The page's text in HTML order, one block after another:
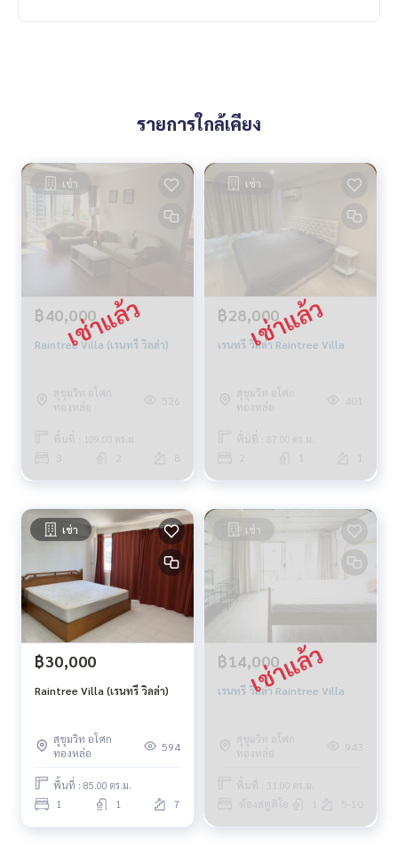
swimming pool
Meeting room
Mini Mart
elevator
รายการใกล้เคียง
เช่า
฿40,000
Raintree Villa (เรนทรี วิลล่า)
สุขุมวิท อโศก
ทองหล่อ
526
พื้นที่ : 109.00 ตร.ม.
8
เช่า
฿28,000
เรนทรี วิลล่า Raintree Villa
สุขุมวิท อโศก
ทองหล่อ
401
พื้นที่ : 87.00 ตร.ม.
เช่า
฿30,000
Raintree Villa (เรนทรี วิลล่า)
สุขุมวิท อโศก
ทองหล่อ
594
พื้นที่ : 85.00 ตร.ม.
1 1 7
เช่า
฿14,000
เรนทรี วิลล่า Raintree Villa
สุขุมวิท อโศก
ทองหล่อ
943
พื้นที่ : 31.00 ตร.ม.
ห้องสตูดิโอ 5-10